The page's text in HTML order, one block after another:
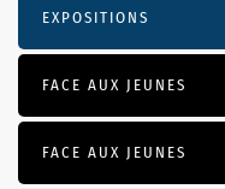
EXPOSITIONS
FACE AUX JEUNES
FACE AUX JEUNES